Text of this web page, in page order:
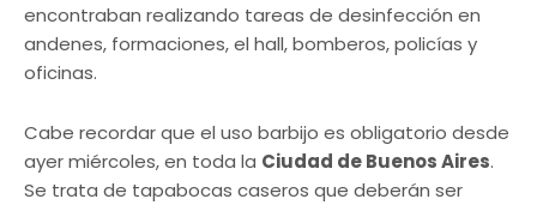
encontraban realizando tareas de desinfección en
andenes, formaciones, el hall, bomberos, policías y
oficinas.
Cabe recordar que el uso barbijo es obligatorio desde
ayer miércoles, en toda la Ciudad de Buenos Aires.
Se trata de tapabocas caseros que deberán ser